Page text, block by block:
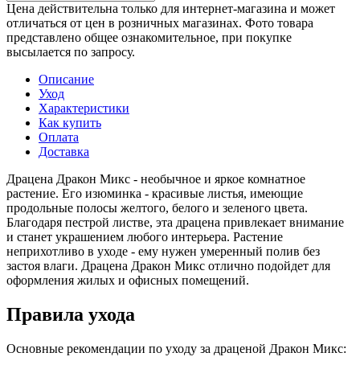
Цена действительна только для интернет-магазина и может
отличаться от цен в розничных магазинах. Фото товара
представлено общее ознакомительное, при покупке
высылается по запросу.
Описание
Уход
Характеристики
Как купить
Оплата
Доставка
Драцена Дракон Микс - необычное и яркое комнатное
растение. Его изюминка - красивые листья, имеющие
продольные полосы желтого, белого и зеленого цвета.
Благодаря пестрой листве, эта драцена привлекает внимание
и станет украшением любого интерьера. Растение
неприхотливо в уходе - ему нужен умеренный полив без
застоя влаги. Драцена Дракон Микс отлично подойдет для
оформления жилых и офисных помещений.
Правила ухода
Основные рекомендации по уходу за драценой Дракон Микс: